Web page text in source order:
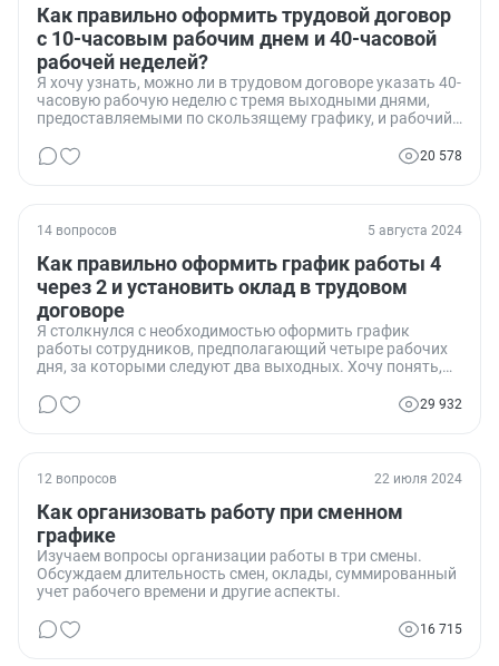
Как правильно оформить трудовой договор
с 10-часовым рабочим днем и 40-часовой
рабочей неделей?
Я хочу узнать, можно ли в трудовом договоре указать 40-
часовую рабочую неделю с тремя выходными днями,
предоставляемыми по скользящему графику, и рабочий
Меня интересует, соответствует ли такое оформление20 578
14 вопросов 5 августа 2024
Как правильно оформить график работы 4
через 2 и установить оклад в трудовом
договоре
Я столкнулся с необходимостью оформить график
работы сотрудников, предполагающий четыре рабочих
дня, за которыми следуют два выходных. Хочу понять,
правильно оформить это в трудовом договоре,
ли применять суммированный учет рабочего времени.
29 932
12 вопросов 22 июля 2024
Как организовать работу при сменном
графике
Изучаем вопросы организации работы в три смены.
Обсуждаем длительность смен, оклады, суммированный
учет рабочего времени и другие аспекты.
16 715